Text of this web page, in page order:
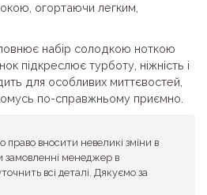
огортаючи легким,
набір солодкою ноткою
підкреслює турботу, ніжність і
для особливих миттєвостей,
по-справжньому приємно.
вносити невеликі зміни в
замовленні менеджер в
всі деталі. Дякуємо за